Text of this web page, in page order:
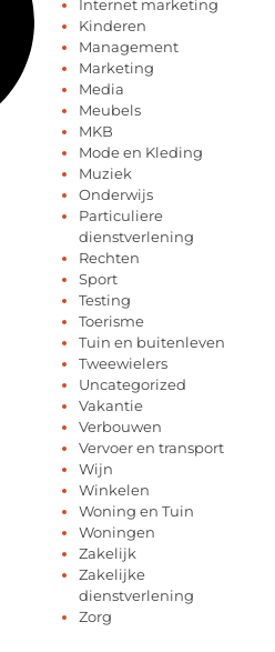
Internet marketing
Kinderen
Management
Marketing
Media
Meubels
MKB
Mode en Kleding
Muziek
Onderwijs
Particuliere
dienstverlening
Rechten
Sport
Testing
Toerisme
Tuin en buitenleven
Tweewielers
Uncategorized
Vakantie
Verbouwen
Vervoer en transport
Wijn
Winkelen
Woning en Tuin
Woningen
Zakelijk
Zakelijke
dienstverlening
Zorg